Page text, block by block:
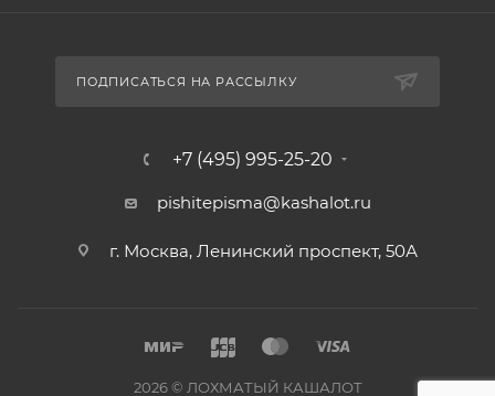
ПОДПИСАТЬСЯ НА РАССЫЛКУ
+7 (495) 995-25-20​
pishitepisma@kashalot.ru
г. Москва, Ленинский проспект, 50А​
2026 © ЛОХМАТЫЙ КАШАЛОТ